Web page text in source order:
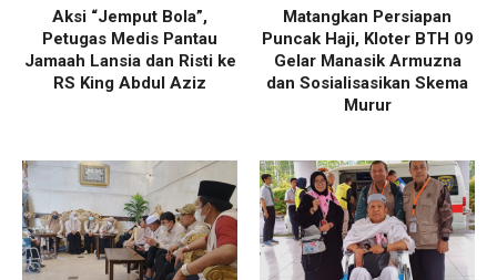
Aksi “Jemput Bola”,
Petugas Medis Pantau
Jamaah Lansia dan Risti ke
RS King Abdul Aziz
Matangkan Persiapan
Puncak Haji, Kloter BTH 09
Gelar Manasik Armuzna
dan Sosialisasikan Skema
Murur